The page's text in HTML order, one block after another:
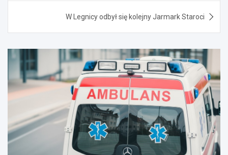
W Legnicy odbył się kolejny Jarmark Staroci